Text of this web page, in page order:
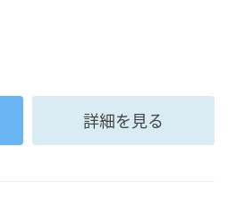
詳細を見る